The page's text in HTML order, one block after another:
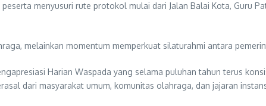
menyusuri rute protokol mulai dari Jalan Balai Kota, Guru
melainkan momentum memperkuat silaturahmi antara
Harian Waspada yang selama puluhan tahun terus
dari masyarakat umum, komunitas olahraga, dan jajaran